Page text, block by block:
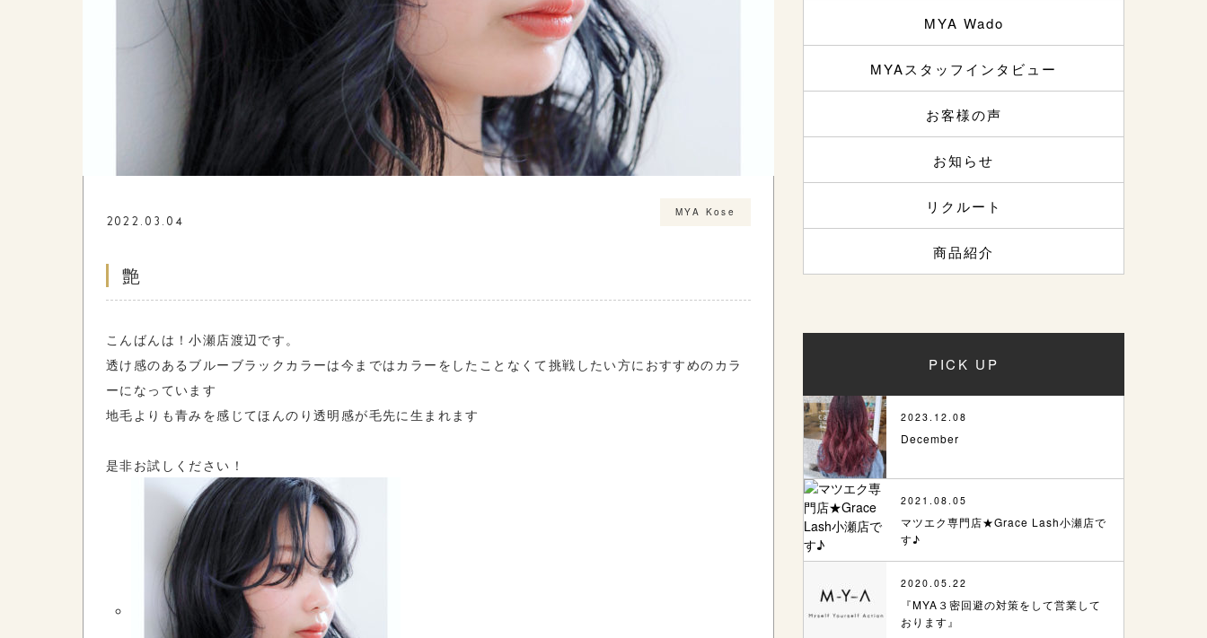
2022.03.04
MYA Kose
艶
こんばんは！小瀬店渡辺です。
透け感のあるブルーブラックカラーは今まではカラーをしたことなくて挑戦したい方におすすめのカラ
ーになっています
地毛よりも青みを感じてほんのり透明感が毛先に生まれます
是非お試しください！
MYA Wado
MYAスタッフインタビュー
お客様の声
お知らせ
リクルート
商品紹介
PICK UP
2023.12.08
December
2021.08.05
マツエク専門店★Grace Lash小瀬店で
す♪
2020.05.22
『MYA３密回避の対策をして営業して
おります』